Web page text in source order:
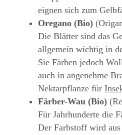
eignen sich zum
Oregano (Bio)
Die Blätter sind das
allgemein wichtig in
Sie Färben jedoch
auch in angenehme
Nektarpflanze für
Färber-Wau (Bio)
Für Jahrhunderte die
Der Farbstoff wird